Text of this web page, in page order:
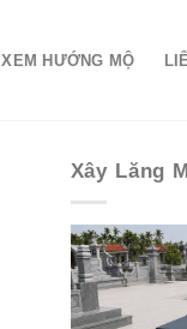
XEM HƯỚNG MỘ
Xây Lăng